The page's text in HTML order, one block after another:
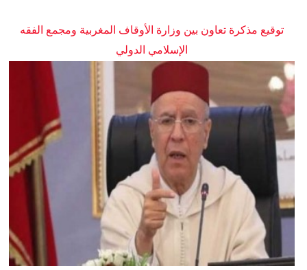
توقيع مذكرة تعاون بين وزارة الأوقاف المغربية ومجمع الفقه
الإسلامي الدولي